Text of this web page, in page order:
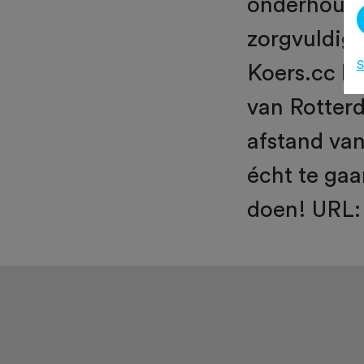
zorgvuldig
Koers.cc
van
afstand
écht te
doen!